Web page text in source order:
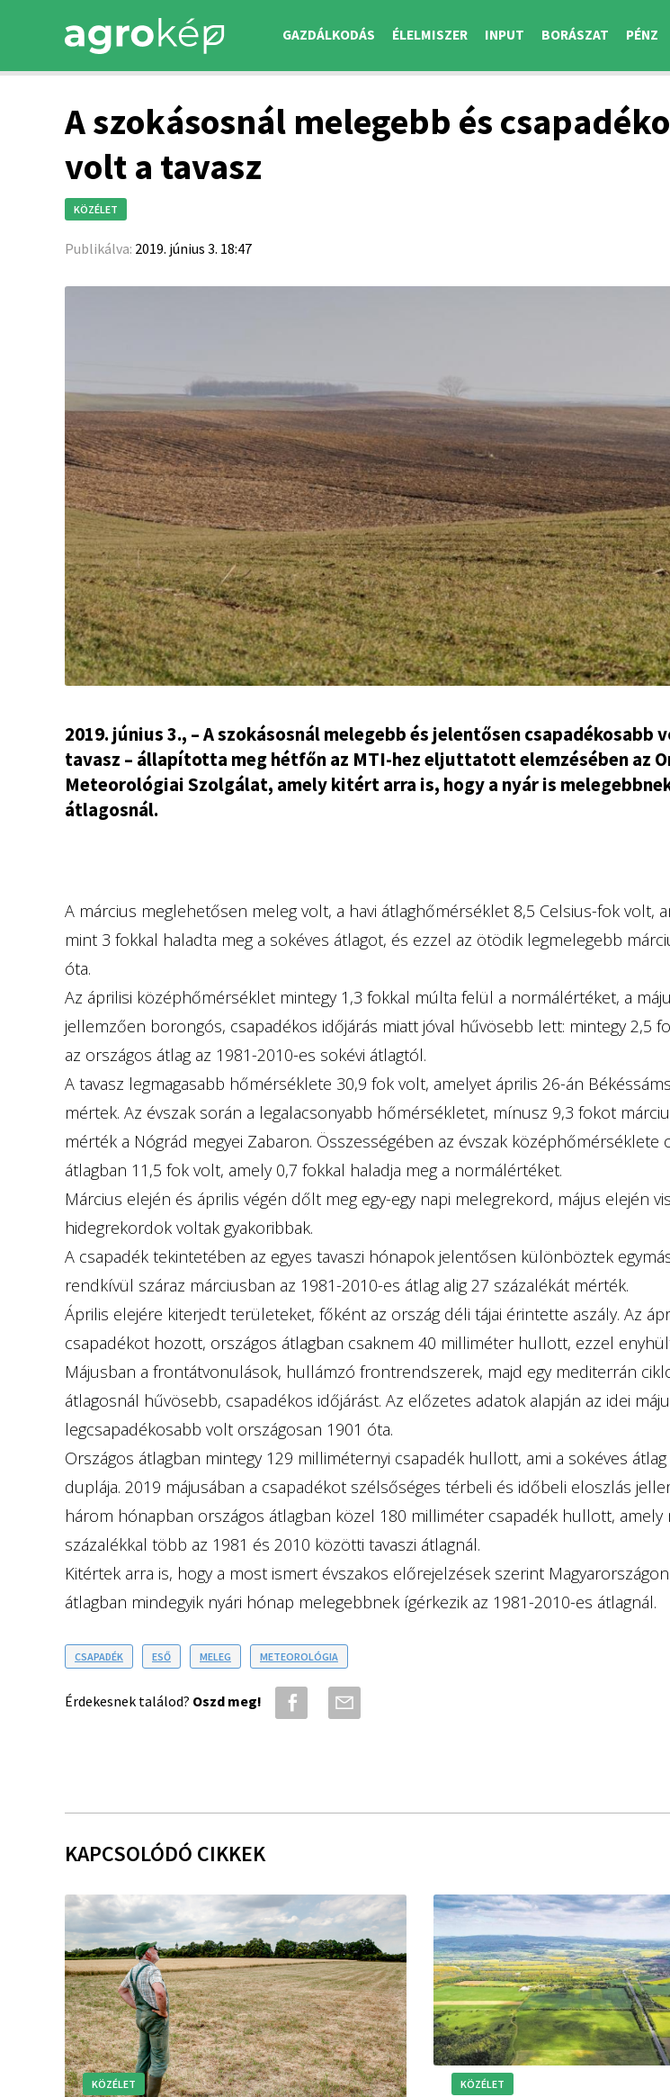
GAZDÁLKODÁS ÉLELMISZER INPUT BORÁSZAT PÉNZ
A szokásosnál melegebb és
volt a tavasz
KÖZÉLET
Publikálva: 2019. június 3. 18:47
2019. június 3., – A szokásosnál melegebb és jelentősen csapadékosabb
tavasz – állapította meg hétfőn az MTI-hez eljuttatott elemzésében az
Meteorológiai Szolgálat, amely kitért arra is, hogy a nyár is
átlagosnál.
A március meglehetősen meleg volt, a havi átlaghőmérséklet 8,5 Celsius-fok volt,
mint 3 fokkal haladta meg a sokéves átlagot, és ezzel az ötödik legmelegebb
óta.
Az áprilisi középhőmérséklet mintegy 1,3 fokkal múlta felül a normálértéket, a
jellemzően borongós, csapadékos időjárás miatt jóval hűvösebb lett: mintegy 2,5
az országos átlag az 1981-2010-es sokévi átlagtól.
A tavasz legmagasabb hőmérséklete 30,9 fok volt, amelyet április 26-án
mértek. Az évszak során a legalacsonyabb hőmérsékletet, mínusz 9,3 fokot
mérték a Nógrád megyei Zabaron. Összességében az évszak középhőmérséklete
átlagban 11,5 fok volt, amely 0,7 fokkal haladja meg a normálértéket.
Március elején és április végén dőlt meg egy-egy napi melegrekord, május elején
hidegrekordok voltak gyakoribbak.
A csapadék tekintetében az egyes tavaszi hónapok jelentősen különböztek
rendkívül száraz márciusban az 1981-2010-es átlag alig 27 százalékát mérték.
Április elejére kiterjedt területeket, főként az ország déli tájai érintette aszály. Az
csapadékot hozott, országos átlagban csaknem 40 milliméter hullott, ezzel
Májusban a frontátvonulások, hullámzó frontrendszerek, majd egy mediterrán
átlagosnál hűvösebb, csapadékos időjárást. Az előzetes adatok alapján az idei
legcsapadékosabb volt országosan 1901 óta.
Országos átlagban mintegy 129 milliméternyi csapadék hullott, ami a sokéves
duplája. 2019 májusában a csapadékot szélsőséges térbeli és időbeli eloszlás
három hónapban országos átlagban közel 180 milliméter csapadék hullott, amely
százalékkal több az 1981 és 2010 közötti tavaszi átlagnál.
Kitértek arra is, hogy a most ismert évszakos előrejelzések szerint
átlagban mindegyik nyári hónap melegebbnek ígérkezik az 1981-2010-es átlagnál.
CSAPADÉK ESŐ MELEG METEOROLÓGIA
Érdekesnek találod? Oszd meg!
KAPCSOLÓDÓ CIKKEK
KÖZÉLET KÖZÉLET